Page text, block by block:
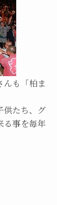
んも「柏ま
供たち、グ
る事を毎年